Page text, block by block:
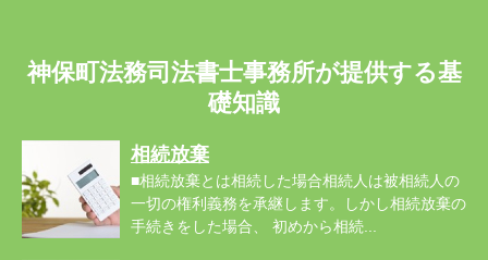
神保町法務司法書士事務所が提供する基
礎知識
相続放棄
■相続放棄とは相続した場合相続人は被相続人の
一切の権利義務を承継します。しかし相続放棄の
手続きをした場合、 初めから相続...